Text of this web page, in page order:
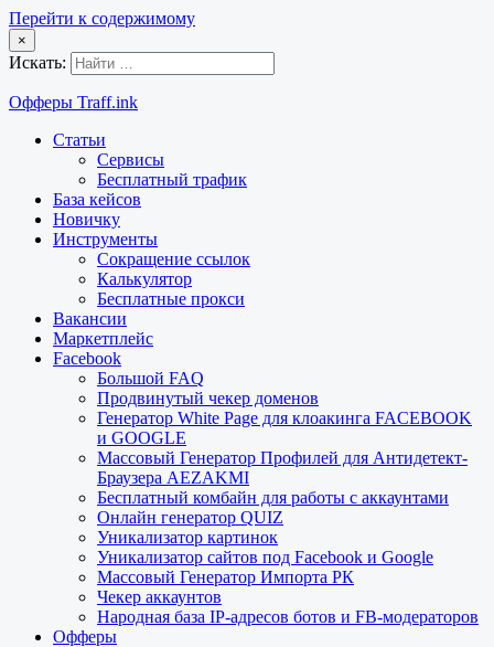
Перейти к содержимому
×
Искать:
Офферы Traff.ink
Статьи
Сервисы
Бесплатный трафик
База кейсов
Новичку
Инструменты
Сокращение ссылок
Калькулятор
Бесплатные прокси
Вакансии
Маркетплейс
Facebook
Большой FAQ
Продвинутый чекер доменов
Генератор White Page для клоакинга FACEBOOK
и GOOGLE
Массовый Генератор Профилей для Антидетект-
Браузера AEZAKMI
Бесплатный комбайн для работы с аккаунтами
Онлайн генератор QUIZ
Уникализатор картинок
Уникализатор сайтов под Facebook и Google
Массовый Генератор Импорта РК
Чекер аккаунтов
Народная база IP-адресов ботов и FB-модераторов
Офферы